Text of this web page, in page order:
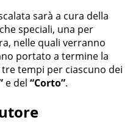
sarà a cura della
speciali, una per
nelle quali verranno
portato a termine la
tempi per ciascuno dei
e del “Corto”.